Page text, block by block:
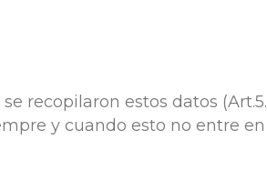
recopilaron estos datos
y cuando esto no entre